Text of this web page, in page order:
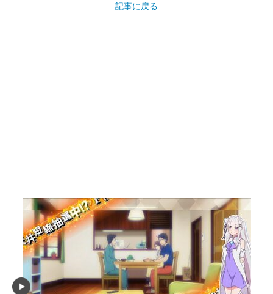
記事に戻る